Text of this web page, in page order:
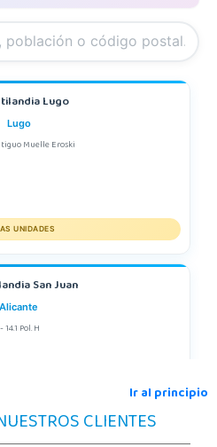
Lugo
Lugo
Muelle Eroski
UNIDADES
San Juan
Alicante
Pol. H
Ir al principio
CLIENTES